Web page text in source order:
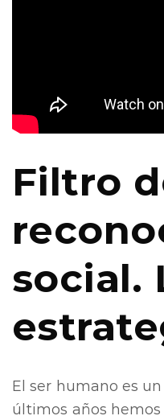
Filtro
social.
El ser humano es
últimos años